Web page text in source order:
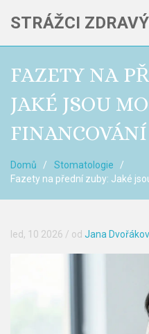
STRÁŽCI
FAZETY NA
JAKÉ JSOU
FINANCOVÁNÍ
Domů
Stomatologie
Fazety na přední zuby: Jaké
led, 10 2026 / od Jana